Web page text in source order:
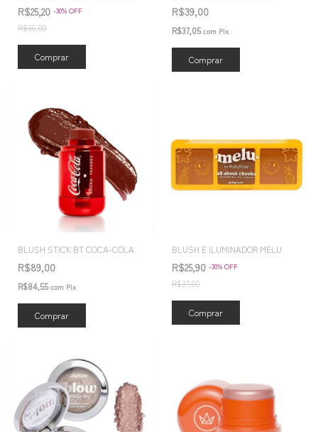
R$25,20 -30% OFF
R$36,00
Comprar
R$39,00
R$37,05com Pix
Comprar
BLUSH STICK BT COCA-COLA
R$89,00
R$84,55com Pix
Comprar
BLUSH E ILUMINADOR MELU
R$25,90 -30% OFF
R$37,00
Comprar